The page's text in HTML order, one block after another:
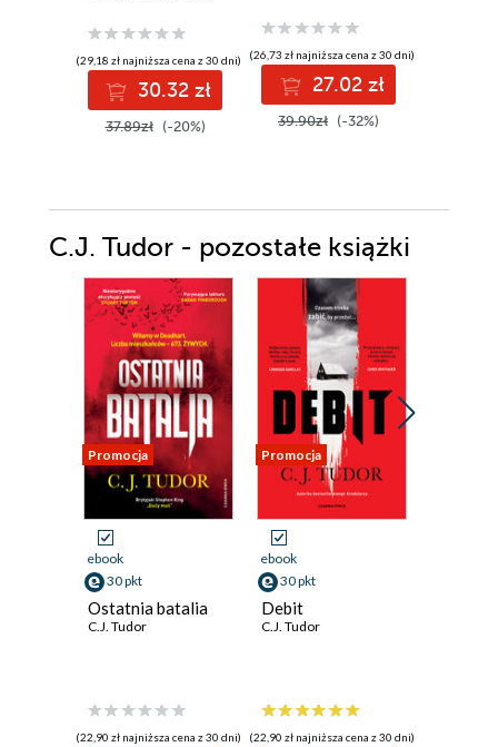
(29,18 zł najniższa cena z 30 dni)
30.32 zł
37.89zł (-20%)
(26,73 zł najniższa cena z 30 dni)
27.02 zł
39.90zł (-32%)
C.J. Tudor - pozostałe książki
Promocja
ebook
30 pkt
Ostatnia batalia
C.J. Tudor
(22,90 zł najniższa cena z 30 dni)
Promocja
ebook
30 pkt
Debit
C.J. Tudor
(22,90 zł najniższa cena z 30 dni)